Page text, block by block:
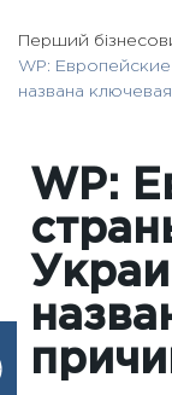
Перший
WP:
названа
WP: